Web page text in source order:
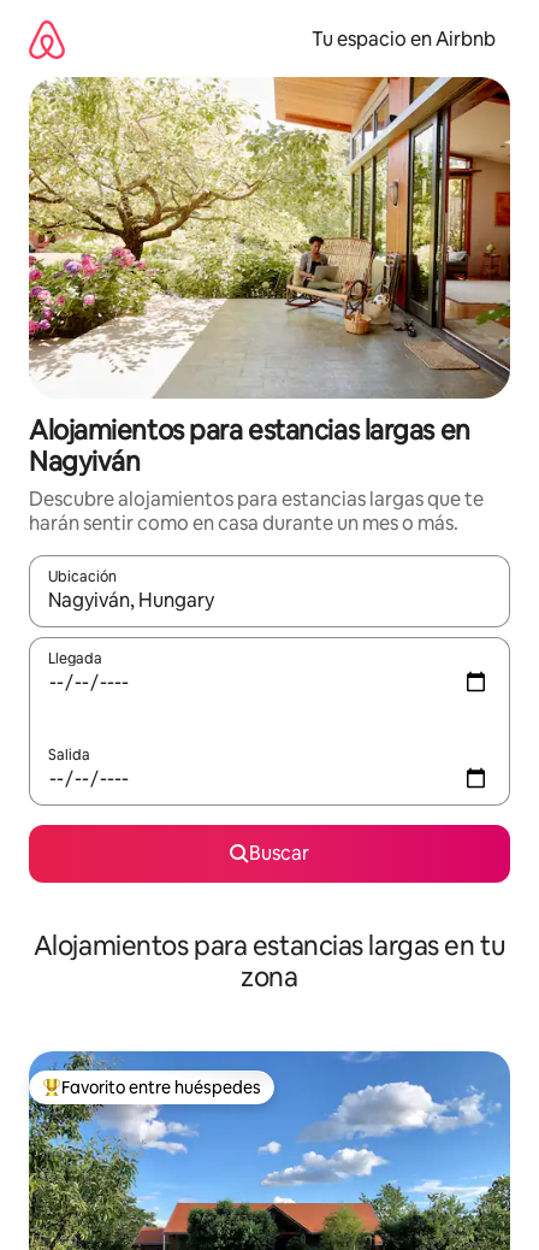
contenido
Tu espacio en Airbnb
Alojamientos para estancias largas en
Nagyiván
Descubre alojamientos para estancias largas que te
harán sentir como en casa durante un mes o más.
Ubicación
Cuando los resultados estén disponibles, podrás navegar
Llegada
Salida
Buscar
Alojamientos para estancias largas en tu
zona
De los mejores en Favorito entre huéspedes
Favorito entre huéspedes